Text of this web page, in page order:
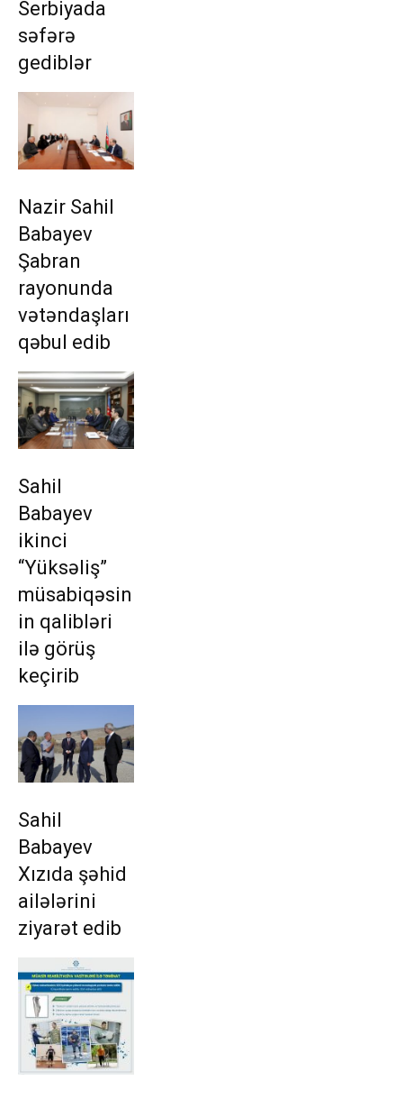
Serbiyada
səfərə
gediblər
Nazir Sahil
Babayev
Şabran
rayonunda
vətəndaşları
qəbul edib
Sahil
Babayev
ikinci
“Yüksəliş”
müsabiqəsin
in qalibləri
ilə görüş
keçirib
Sahil
Babayev
Xızıda şəhid
ailələrini
ziyarət edib